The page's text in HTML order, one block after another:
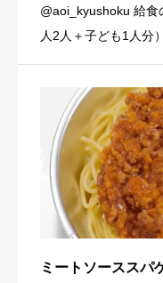
@aoi_kyushoku 給
人2人＋子ども1人分
4g） （白玉団子）
ミートソーススパ